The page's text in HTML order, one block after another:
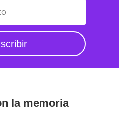
la memoria